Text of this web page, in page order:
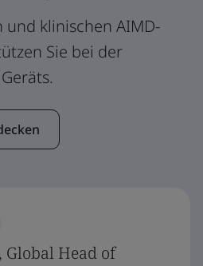
und klinischen AIMD-
Sie bei der
Global Head of